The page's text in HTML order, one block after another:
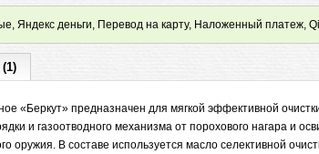
Яндекс деньги, Перевод на карту, Наложенный платеж,
«Беркут» предназначен для мягкой эффективной
и газоотводного механизма от порохового нагара и
оружия. В составе используется масло селективной